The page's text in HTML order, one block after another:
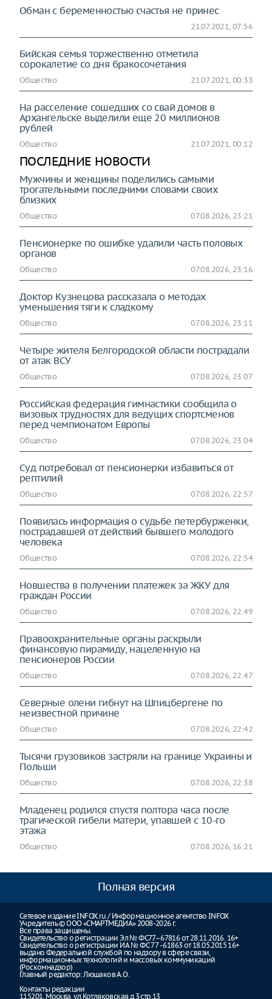
Обман с беременностью счастья не принес
21.07.2021, 07:56
Бийская семья торжественно отметила
сорокалетие со дня бракосочетания
Общество 21.07.2021, 00:33
На расселение сошедших со свай домов в
Архангельске выделили еще 20 миллионов
рублей
Общество 21.07.2021, 00:12
ПОСЛЕДНИЕ НОВОСТИ
Мужчины и женщины поделились самыми
трогательными последними словами своих
близких
Общество 07.08.2026, 23:21
Пенсионерке по ошибке удалили часть половых
органов
Общество 07.08.2026, 23:16
Доктор Кузнецова рассказала о методах
уменьшения тяги к сладкому
Общество 07.08.2026, 23:11
Четыре жителя Белгородской области пострадали
от атак ВСУ
Общество 07.08.2026, 23:07
Российская федерация гимнастики сообщила о
визовых трудностях для ведущих спортсменов
перед чемпионатом Европы
Общество 07.08.2026, 23:04
Суд потребовал от пенсионерки избавиться от
рептилий
Общество 07.08.2026, 22:57
Появилась информация о судьбе петербурженки,
пострадавшей от действий бывшего молодого
человека
Общество 07.08.2026, 22:54
Новшества в получении платежек за ЖКУ для
граждан России
Общество 07.08.2026, 22:49
Правоохранительные органы раскрыли
финансовую пирамиду, нацеленную на
пенсионеров России
Общество 07.08.2026, 22:47
Северные олени гибнут на Шпицбергене по
неизвестной причине
Общество 07.08.2026, 22:42
Тысячи грузовиков застряли на границе Украины и
Польши
Общество 07.08.2026, 22:38
Младенец родился спустя полтора часа после
трагической гибели матери, упавшей с 10-го
этажа
Общество 07.08.2026, 16:21
Полная версия
Сетевое издание INFOX.ru / Информационное агентство INFOX
Учредитель © ООО «СМАРТМЕДИА» 2008-2026 г.
Все права защищены.
Свидетельство о регистрации Эл № ФС77–67816 от 28.11.2016. 16+
Свидетельство о регистрации ИА № ФС 77 - 61863 от 18.05.2015 16+
выдано Федеральной службой по надзору в сфере связи,
информационных технологий и массовых коммуникаций
(Роскомнадзор)
Главный редактор: Люшаков А.О.
Контакты редакции
115201, Москва, ул.Котляковская д.3 стр.13